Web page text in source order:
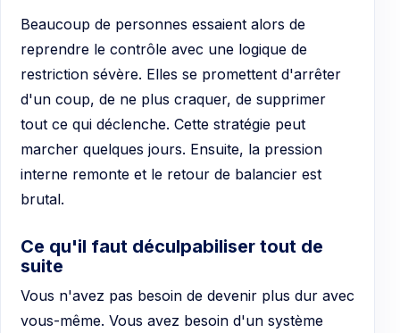
Beaucoup de personnes essaient alors de
reprendre le contrôle avec une logique de
restriction sévère. Elles se promettent d'arrêter
d'un coup, de ne plus craquer, de supprimer
tout ce qui déclenche. Cette stratégie peut
marcher quelques jours. Ensuite, la pression
interne remonte et le retour de balancier est
brutal.
Ce qu'il faut déculpabiliser tout de
suite
Vous n'avez pas besoin de devenir plus dur avec
vous-même. Vous avez besoin d'un système